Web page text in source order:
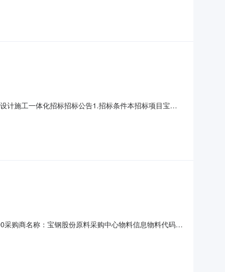
日历天。2.5招标范围：宝山钢铁股份有限公司(以下
计施工一体化招标招标公告1.招标条件本招标项目宝钢
：上海市宝山区漠河路203号。2.3建设规模：约747
购商名称：宝钢股份原料采购中心物料信息物料代码物
2026-08-2